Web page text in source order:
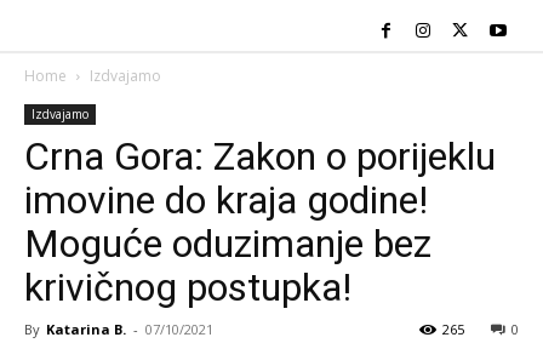
Home Izdvajamo
Izdvajamo
Crna Gora: Zakon o porijeklu
imovine do kraja godine!
Moguće oduzimanje bez
krivičnog postupka!
By Katarina B. - 07/10/2021 0
265